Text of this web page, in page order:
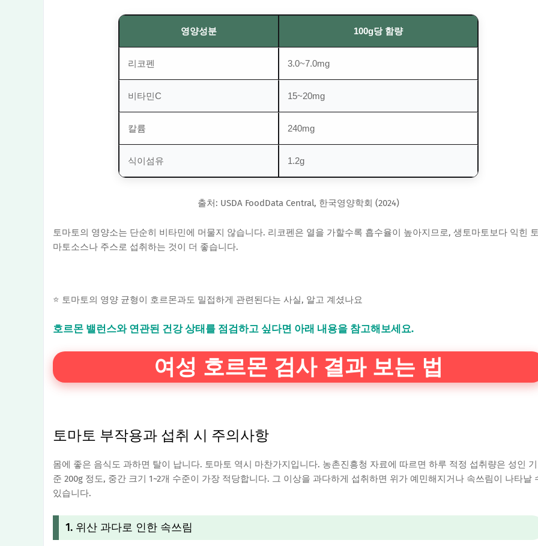
영양성분 100g당 함량
리코펜 3.0~7.0mg
비타민C 15~20mg
칼륨 240mg
식이섬유 1.2g
출처: USDA FoodData Central, 한국영양학회 (2024)
토마토의 영양소는 단순히 비타민에 머물지 않습니다. 리코펜은 열을 가할수록 흡수율이 높아지므로, 생토마토보다 익힌
마토소스나 주스로 섭취하는 것이 더 좋습니다.
⭐ 토마토의 영양 균형이 호르몬과도 밀접하게 관련된다는 사실, 알고 계셨나요
호르몬 밸런스와 연관된 건강 상태를 점검하고 싶다면 아래 내용을 참고해보세요.
여성 호르몬 검사 결과 보는 법
토마토 부작용과 섭취 시 주의사항
몸에 좋은 음식도 과하면 탈이 납니다. 토마토 역시 마찬가지입니다. 농촌진흥청 자료에 따르면 하루 적정 섭취량은 성인 기
준 200g 정도, 중간 크기 1~2개 수준이 가장 적당합니다. 그 이상을 과다하게 섭취하면 위가 예민해지거나 속쓰림이 나타날
있습니다.
1. 위산 과다로 인한 속쓰림